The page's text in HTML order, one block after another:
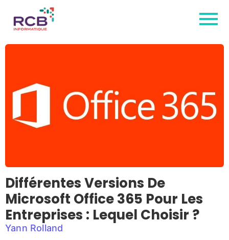
Différentes Versions De
Microsoft Office 365 Pour Les
Entreprises : Lequel Choisir ?
Yann Rolland